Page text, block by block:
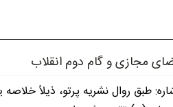
مجازی و گام دوم انقلاب
طبق روال نشریه پرتو، ذیلاً